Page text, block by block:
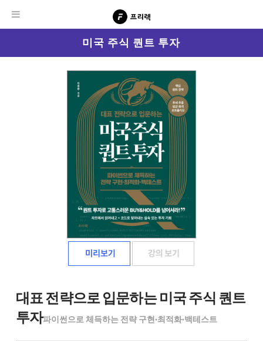
미국 주식 퀀트 투자
대표 전략으로 입문하는 미국 주식 퀀트
투자파이썬으로 체득하는 전략 구현·최적화·백테스트